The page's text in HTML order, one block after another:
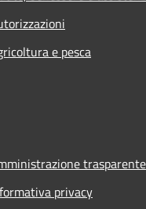
e pesca
trasparente
privacy